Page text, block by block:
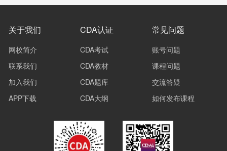
关于我们
网校简介
联系我们
加入我们
APP下载
CDA认证
CDA考试
CDA教材
CDA题库
CDA大纲
常见问题
账号问题
课程问题
交流答疑
如何发布课程